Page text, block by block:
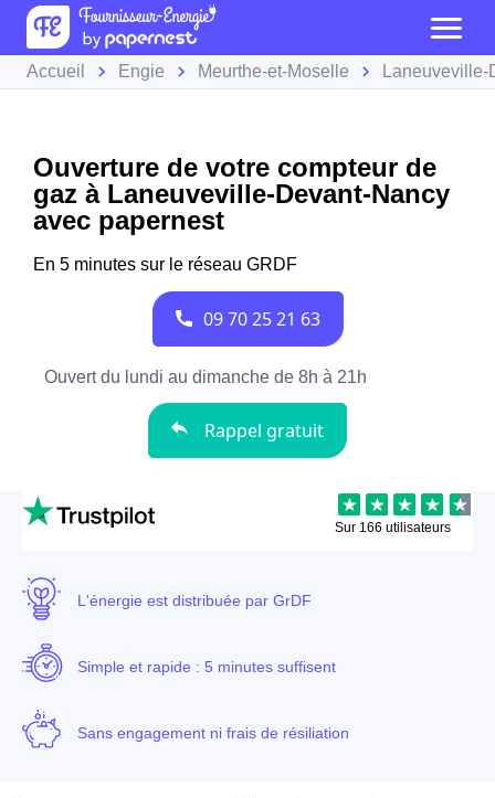
Accueil Engie Meurthe-et-Moselle Laneuveville-